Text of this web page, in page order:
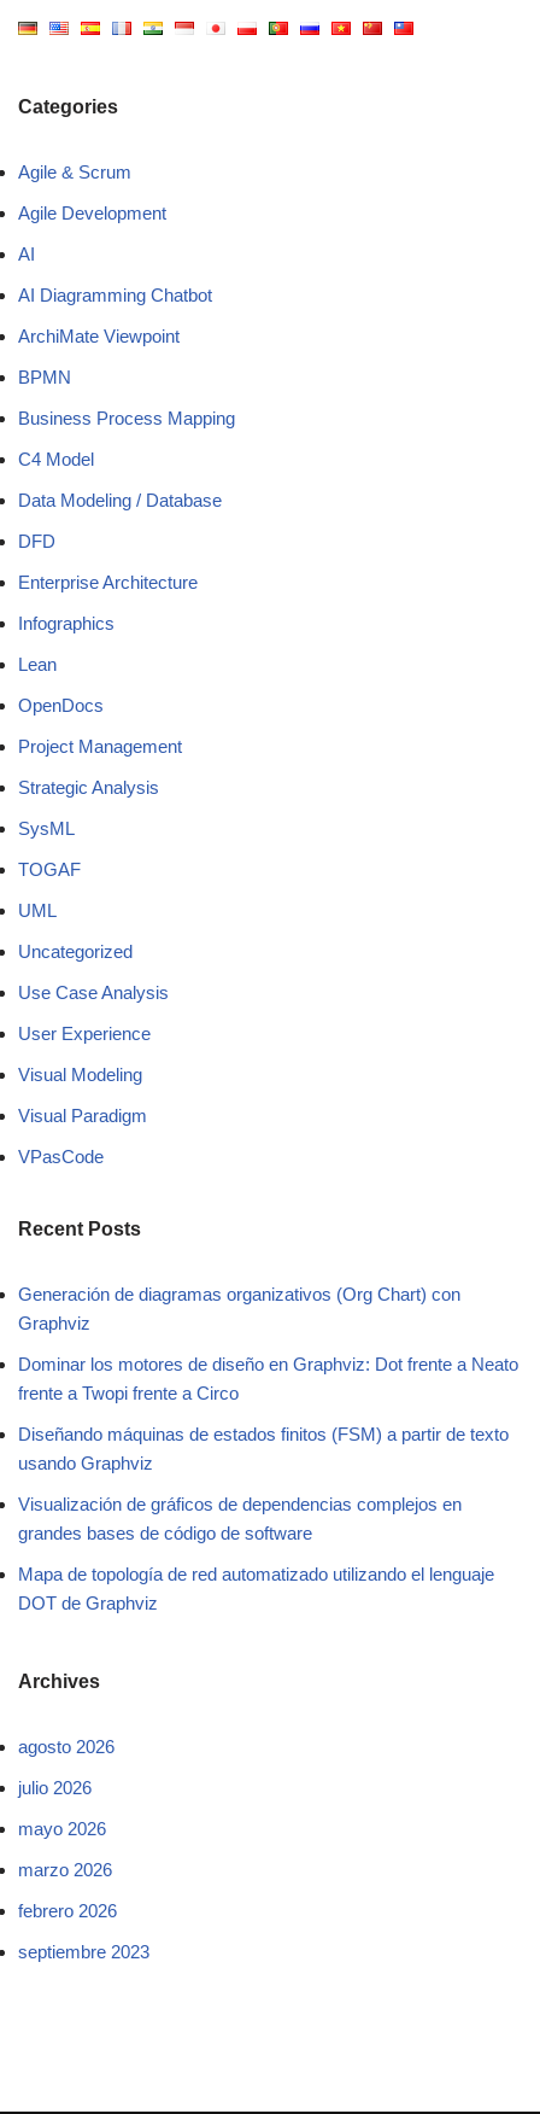
Categories
Agile & Scrum
Agile Development
AI
AI Diagramming Chatbot
ArchiMate Viewpoint
BPMN
Business Process Mapping
C4 Model
Data Modeling / Database
DFD
Enterprise Architecture
Infographics
Lean
OpenDocs
Project Management
Strategic Analysis
SysML
TOGAF
UML
Uncategorized
Use Case Analysis
User Experience
Visual Modeling
Visual Paradigm
VPasCode
Recent Posts
Generación de diagramas organizativos (Org Chart) con
Graphviz
Dominar los motores de diseño en Graphviz: Dot frente a Neato
frente a Twopi frente a Circo
Diseñando máquinas de estados finitos (FSM) a partir de texto
usando Graphviz
Visualización de gráficos de dependencias complejos en
grandes bases de código de software
Mapa de topología de red automatizado utilizando el lenguaje
DOT de Graphviz
Archives
agosto 2026
julio 2026
mayo 2026
marzo 2026
febrero 2026
septiembre 2023